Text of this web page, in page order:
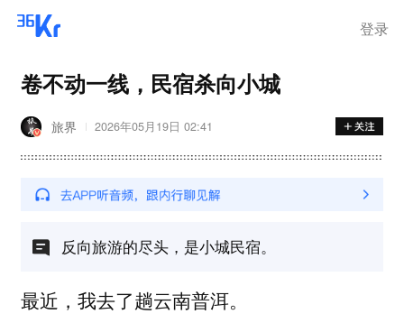
登录
卷不动一线，民宿杀向小城
旅界 2026年05月19日 02:41
反向旅游的尽头，是小城民宿。
最近，我去了趟云南普洱。